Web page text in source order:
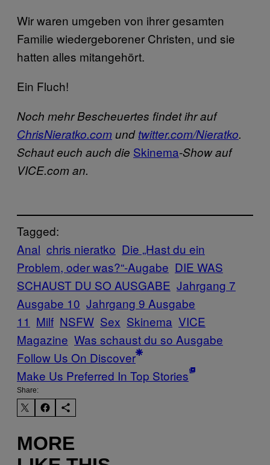
Wir waren umgeben von ihrer gesamten
Familie wiedergeborener Christen, und sie
hatten alles mitangehört.
Ein Fluch!
Noch mehr Bescheuertes findet ihr auf
ChrisNieratko.comundtwitter.com/Nieratko.
Schaut euch auch die Skinema-Show auf
VICE.com an.
Tagged:
Anal chris nieratko Die „Hast du ein
Problem, oder was?“-Augabe DIE WAS
SCHAUST DU SO AUSGABE Jahrgang 7
Ausgabe 10 Jahrgang 9 Ausgabe
11 Milf NSFW Sex Skinema VICE
Magazine Was schaust du so Ausgabe
Follow Us On Discover
Make Us Preferred In Top Stories
Share:
MORE